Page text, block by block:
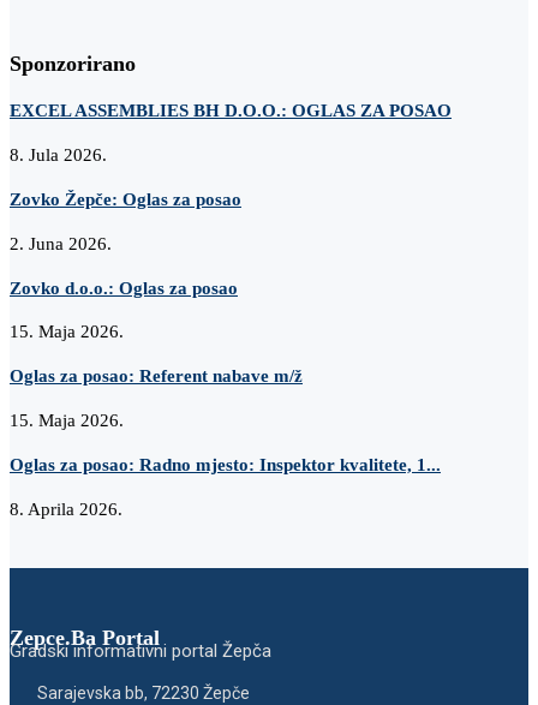
Sponzorirano
EXCEL ASSEMBLIES BH D.O.O.: OGLAS ZA POSAO
8. Jula 2026.
Zovko Žepče: Oglas za posao
2. Juna 2026.
Zovko d.o.o.: Oglas za posao
15. Maja 2026.
Oglas za posao: Referent nabave m/ž
15. Maja 2026.
Oglas za posao: Radno mjesto: Inspektor kvalitete, 1...
8. Aprila 2026.
Zepce.Ba Portal
Gradski informativni portal Žepča
Sarajevska bb, 72230 Žepče